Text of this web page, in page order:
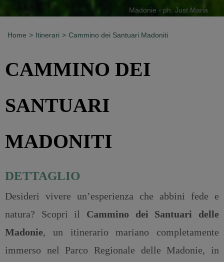
Madonie - ph. Just Maria
Home Itinerari Cammino dei Santuari Madoniti
CAMMINO DEI
SANTUARI
MADONITI
DETTAGLIO
Desideri vivere un’esperienza che abbini fede e
natura? Scopri il Cammino dei Santuari delle
Madonie, un itinerario mariano completamente
immerso nel Parco Regionale delle Madonie, in